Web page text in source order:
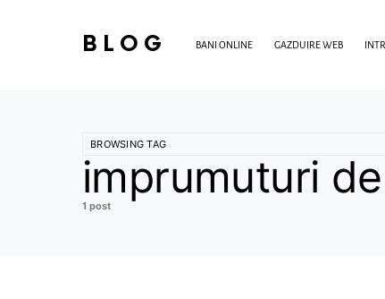
BLOG BANI ONLINE GAZDUIRE WEB
BROWSING TAG
imprumuturi
1 post